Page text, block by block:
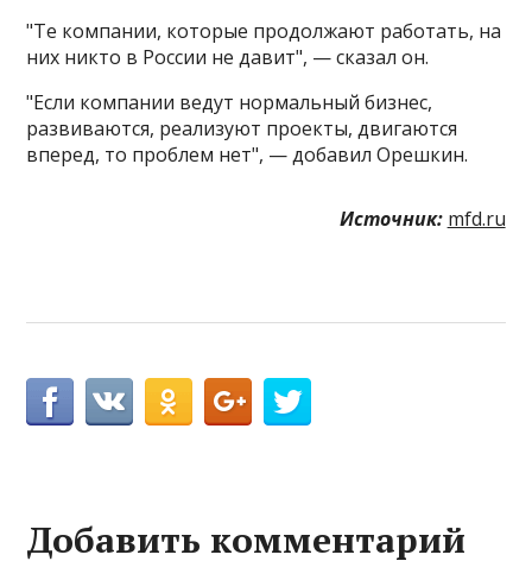
"Те компании, которые продолжают работать, на
них никто в России не давит", — сказал он​​​.
"Если компании ведут нормальный бизнес,
развиваются, реализуют проекты, двигаются
вперед, то проблем нет", — добавил Орешкин.
Источник: mfd.ru
Добавить комментарий